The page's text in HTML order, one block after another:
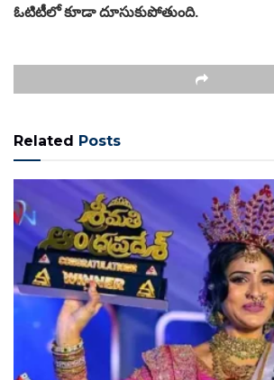
ఓటిటీలో కూడా దూసుకుపోతుంది.
Related Posts